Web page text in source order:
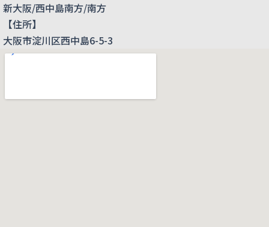
新大阪/西中島南方/南方
【住所】
大阪市淀川区西中島6-5-3